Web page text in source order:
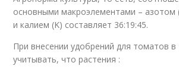
основными макроэлементами –
и калием (K) составляет 36:19:45.
При внесении удобрений для томатов
учитывать, что растения :